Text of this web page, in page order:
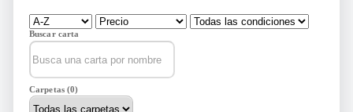
Buscar carta
Carpetas (0)